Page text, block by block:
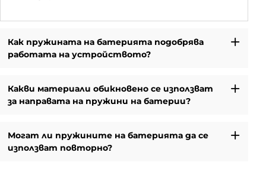
Как пружината на батерията подобрява
работата на устройството?
Какви материали обикновено се използват
за направата на пружини на батерии?
Могат ли пружините на батерията да се
използват повторно?